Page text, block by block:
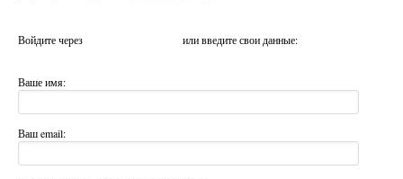
Войдите через или введите свои данные:
Ваше имя:
Ваш email: